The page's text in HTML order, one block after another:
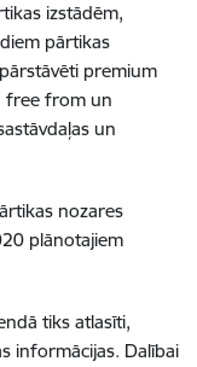
izstādēm,
pārtikas
premium
free from un
un
nozares
plānotajiem
tiks atlasīti,
informācijas. Dalībai